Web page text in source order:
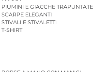
PIUMINI E GIACCHE TRAPUNTATE
SCARPE ELEGANTI
STIVALI E STIVALETTI
T-SHIRT